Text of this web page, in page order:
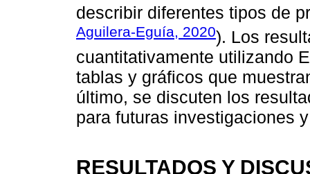
describir diferentes tipos de
Aguilera-Eguía, 2020). Los
cuantitativamente utilizando
tablas y gráficos que
último, se discuten los
para futuras investigaciones
RESULTADOS Y